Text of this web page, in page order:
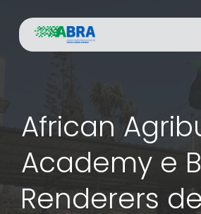
main
African
Academy e
Renderers